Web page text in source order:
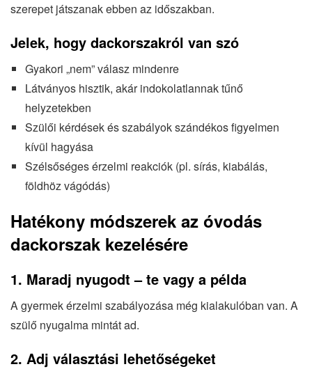
szerepet játszanak ebben az időszakban.
Jelek, hogy dackorszakról van szó
Gyakori „nem” válasz mindenre
Látványos hisztik, akár indokolatlannak tűnő
helyzetekben
Szülői kérdések és szabályok szándékos figyelmen
kívül hagyása
Szélsőséges érzelmi reakciók (pl. sírás, kiabálás,
földhöz vágódás)
Hatékony módszerek az óvodás
dackorszak kezelésére
1. Maradj nyugodt – te vagy a példa
A gyermek érzelmi szabályozása még kialakulóban van. A
szülő nyugalma mintát ad.
2. Adj választási lehetőségeket